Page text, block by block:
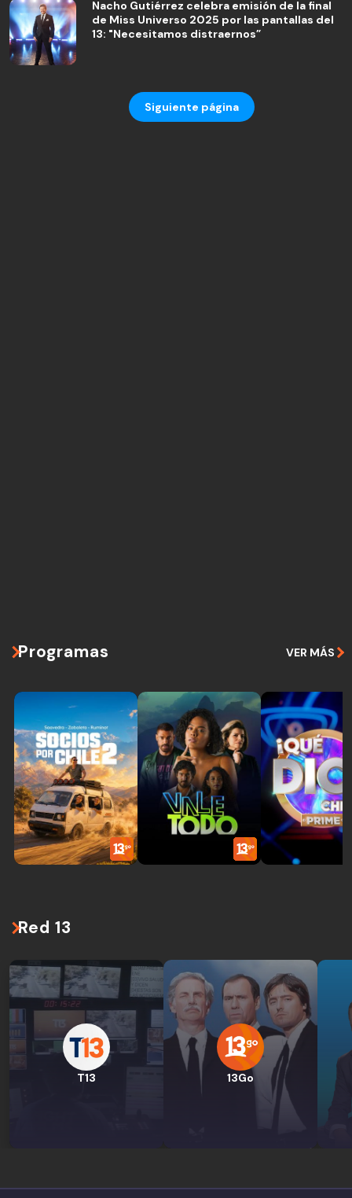
Nacho Gutiérrez celebra emisión de la final
de Miss Universo 2025 por las pantallas del
13: "Necesitamos distraernos”
Siguiente página
Programas VER MÁS
Red 13
T13 13Go